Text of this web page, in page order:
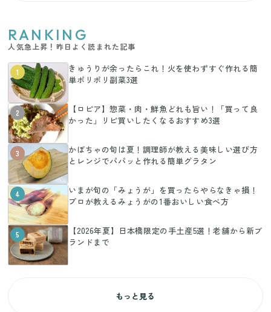
RANKING
人気急上昇！昨日よく読まれた記事
1
きゅうりが余ったらこれ！火を使わずすぐ作れる簡
単ポリポリ副菜3選
2
【ロピア】惣菜・肉・鮮魚どれも旨い！「買って良
かった」リピ買いしたくなるおすすめ3選
3
かぼちゃの旬は夏！調理師が教える美味しい選び方
とレンジでパパッと作れる簡単グラタン
4
いまが旬の「みょうが」を買ったらやらなきゃ損！
プロが教えるみょうがの1番おいしい食べ方
5
【2026年夏】日本橋限定の手土産5選！老舗から新ブ
ランドまで
もっと見る